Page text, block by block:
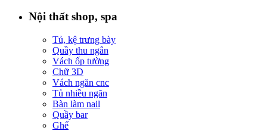
Nội thất shop, spa
Tủ, kệ trưng bày
Quầy thu ngân
Vách ốp tường
Chữ 3D
Vách ngăn cnc
Tủ nhiều ngăn
Bàn làm nail
Quầy bar
Ghế